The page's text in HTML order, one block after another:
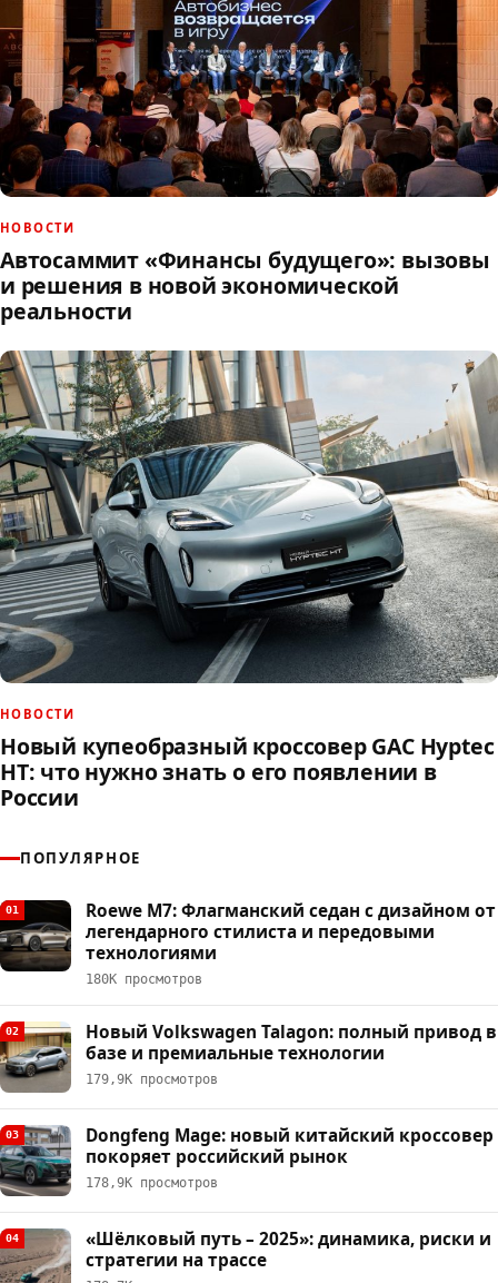
НОВОСТИ
Автосаммит «Финансы будущего»: вызовы
и решения в новой экономической
реальности
НОВОСТИ
Новый купеобразный кроссовер GAC Hyptec
HT: что нужно знать о его появлении в
России
ПОПУЛЯРНОЕ
01
Roewe M7: Флагманский седан с дизайном от
легендарного стилиста и передовыми
технологиями
180К просмотров
02
Новый Volkswagen Talagon: полный привод в
базе и премиальные технологии
179,9К просмотров
03
Dongfeng Mage: новый китайский кроссовер
покоряет российский рынок
178,9К просмотров
04
«Шёлковый путь – 2025»: динамика, риски и
стратегии на трассе